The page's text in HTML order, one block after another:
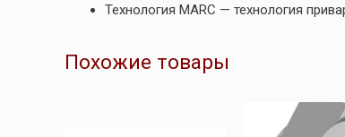
Технология MARC — технология
Похожие товары